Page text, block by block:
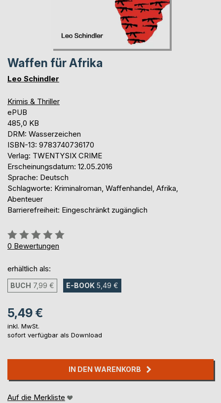
Waffen für Afrika
Leo Schindler
Krimis & Thriller
ePUB
485,0 KB
DRM: Wasserzeichen
ISBN-13: 9783740736170
Verlag: TWENTYSIX CRIME
Erscheinungsdatum: 12.05.2016
Sprache: Deutsch
Schlagworte: Kriminalroman, Waffenhandel, Afrika,
Abenteuer
Barrierefreiheit: Eingeschränkt zugänglich
Bewertung::
0%
0 Bewertungen
erhältlich als:
BUCH 7,99 € E-BOOK 5,49 €
5,49 €
inkl. MwSt.
sofort verfügbar als Download
IN DEN WARENKORB
Auf die Merkliste